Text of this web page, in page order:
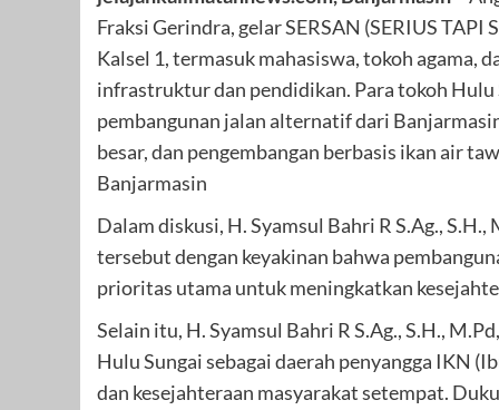
Fraksi Gerindra, gelar SERSAN (SERIUS
Kalsel 1, termasuk mahasiswa, tokoh agama,
infrastruktur dan pendidikan. Para tokoh
pembangunan jalan alternatif dari
besar, dan pengembangan berbasis ikan air
Banjarmasin
Dalam diskusi, H. Syamsul Bahri R S.Ag.,
tersebut dengan keyakinan bahwa
prioritas utama untuk meningkatkan
Selain itu, H. Syamsul Bahri R S.Ag., S.H.,
Hulu Sungai sebagai daerah penyangga IKN
dan kesejahteraan masyarakat setempat.